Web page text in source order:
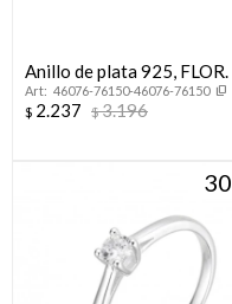
Anillo de plata 925, FLOR.
46076-76150-46076-76150
$ 2.237 $3.196
30